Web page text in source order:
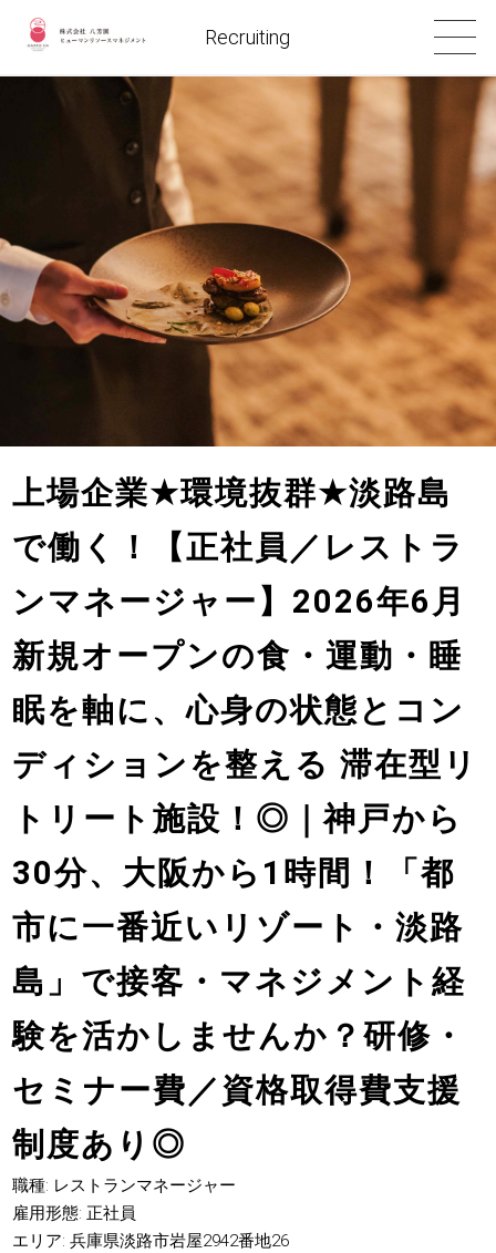
Recruiting
上場企業★環境抜群★淡路島
で働く！【正社員／レストラ
ンマネージャー】2026年6月
新規オープンの食・運動・睡
眠を軸に、心身の状態とコン
ディションを整える 滞在型リ
トリート施設！◎｜神戸から
30分、大阪から1時間！「都
市に一番近いリゾート・淡路
島」で接客・マネジメント経
験を活かしませんか？研修・
セミナー費／資格取得費支援
制度あり◎
職種: レストランマネージャー
雇用形態: 正社員
エリア: 兵庫県淡路市岩屋2942番地26